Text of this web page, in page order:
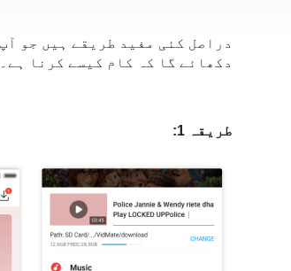
دکھائے گا کہ کام کیسے کرنا ہے۔
طریقہ 1: